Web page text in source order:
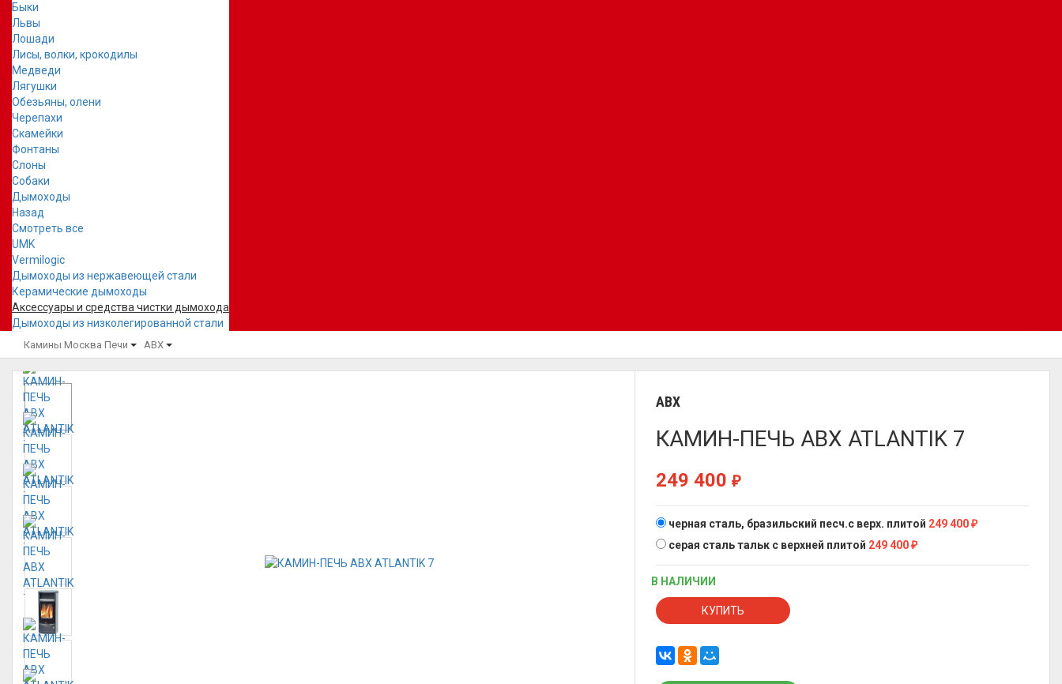
Быки
Львы
Лошади
Лисы, волки, крокодилы
Медведи
Лягушки
Обезьяны, олени
Черепахи
Скамейки
Фонтаны
Слоны
Собаки
Дымоходы
Назад
Смотреть все
UMK
Vermilogic
Дымоходы из нержавеющей стали
Керамические дымоходы
Аксессуары и средства чистки дымохода
Дымоходы из низколегированной стали
Камины Москва Печи ABX
ABX
КАМИН-ПЕЧЬ ABX ATLANTIK 7
249 400₽
черная сталь, бразильский песч.с верх. плитой 249 400₽
серая сталь тальк с верхней плитой 249 400₽
В НАЛИЧИИ
КУПИТЬ